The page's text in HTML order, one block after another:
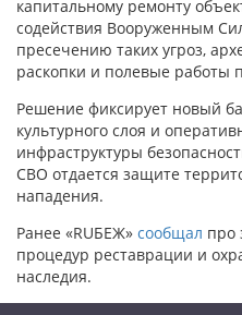
капитальному ремонту
содействия Вооруженным
пресечению таких угроз,
раскопки и полевые работы
Решение фиксирует новый
культурного слоя и
инфраструктуры
СВО отдается защите
нападения.
Ранее «RUБЕЖ» сообщал про
процедур реставрации и
наследия.